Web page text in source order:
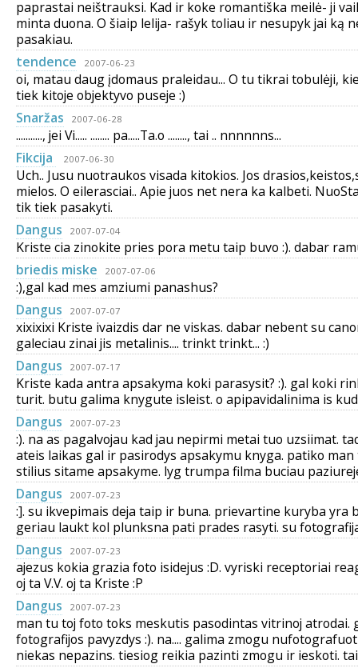
paprastai neištrauksi. Kad ir koke romantiška meilė- ji
minta duona. O šiaip lelija- rašyk toliau ir nesupyk jai ką
pasakiau.
tendence
2007-06-23
oi, matau daug įdomaus praleidau... O tu tikrai tobulėji,
tiek kitoje objektyvo puseje :)
Snaržas
2007-06-28
..........., jei Vi..... ........ pa.....Ta.o ........, tai .. nnnnnns...
Fikcija
2007-06-30
Uch.. Jusu nuotraukos visada kitokios. Jos
mielos. O eilerasciai.. Apie juos net nera ka kalbeti.
tik tiek pasakyti.
Dangus
2007-07-04
Kriste cia zinokite pries pora metu taip buvo :). dabar
briedis miske
2007-07-06
:),gal kad mes amziumi panashus?
Dangus
2007-07-07
xixixixi Kriste ivaizdis dar ne viskas. dabar nebent su
galeciau zinai jis metalinis.... trinkt trinkt... :)
Dangus
2007-07-17
Kriste kada antra apsakyma koki parasysit? :). gal koki
turit. butu galima knygute isleist. o apipavidalinima is
Dangus
2007-07-23
:). na as pagalvojau kad jau nepirmi metai tuo uzsiimat.
ateis laikas gal ir pasirodys apsakymu knyga. patiko man
stilius sitame apsakyme. lyg trumpa filma buciau
Dangus
2007-07-23
:]. su ikvepimais deja taip ir buna. prievartine kuryba yra
geriau laukt kol plunksna pati prades rasyti. su
Dangus
2007-07-23
ajezus kokia grazia foto isidejus :D. vyriski receptoriai
oj ta V.V. oj ta Kriste :P
Dangus
2007-07-23
man tu toj foto toks meskutis pasodintas vitrinoj atrodai.
fotografijos pavyzdys :). na.... galima zmogu
niekas nepazins. tiesiog reikia pazinti zmogu ir ieskoti.